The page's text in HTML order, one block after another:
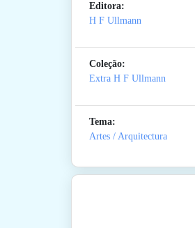
Editora:
H F Ullmann
Coleção:
Extra H F Ullmann
Tema:
Artes / Arquitectura